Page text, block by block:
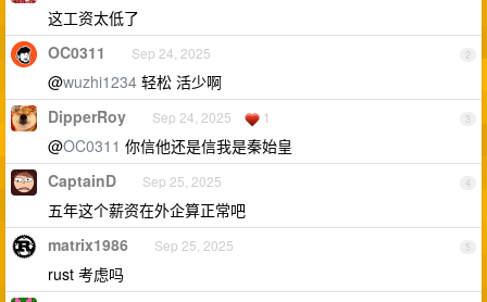
这工资太低了
2
OC0311 Sep 24, 2025
@wuzhi1234 轻松 活少啊
3
DipperRoy Sep 24, 2025 1
@OC0311 你信他还是信我是秦始皇
4
CaptainD Sep 25, 2025
五年这个薪资在外企算正常吧
5
matrix1986 Sep 25, 2025
rust 考虑吗